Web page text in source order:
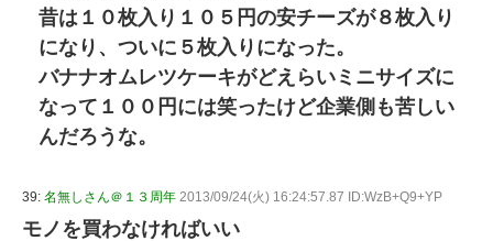
昔は１０枚入り１０５円の安チーズが８枚入り
になり、ついに５枚入りになった。
バナナオムレツケーキがどえらいミニサイズに
なって１００円には笑ったけど企業側も苦しい
んだろうな。
39: 名無しさん＠１３周年 2013/09/24(火) 16:24:57.87 ID:WzB+Q9+YP
モノを買わなければいい